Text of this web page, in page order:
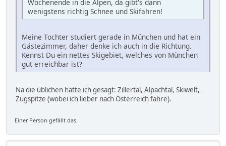
Wochenende in die Alpen, da gibt's dann
wenigstens richtig Schnee und Skifahren!
Meine Tochter studiert gerade in München und hat ein
Gästezimmer, daher denke ich auch in die Richtung.
Kennst Du ein nettes Skigebiet, welches von München
gut erreichbar ist?
Na die üblichen hätte ich gesagt: Zillertal, Alpachtal, Skiwelt,
Zugspitze (wobei ich lieber nach Österreich fahre).
Einer Person gefällt das.